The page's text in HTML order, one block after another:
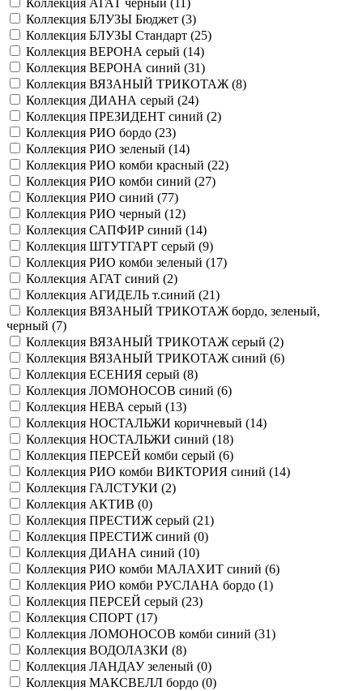
Коллекция АГАТ черный (
)
Коллекция БЛУЗЫ Бюджет (3)
Коллекция БЛУЗЫ Стандарт (25)
Коллекция ВЕРОНА серый (14)
Коллекция ВЕРОНА синий (31)
Коллекция ВЯЗАНЫЙ ТРИКОТАЖ (8)
Коллекция ДИАНА серый (24)
Коллекция ПРЕЗИДЕНТ синий (2)
Коллекция РИО бордо (23)
Коллекция РИО зеленый (14)
Коллекция РИО комби красный (22)
Коллекция РИО комби синий (27)
Коллекция РИО синий (77)
Коллекция РИО черный (12)
Коллекция САПФИР синий (14)
Коллекция ШТУТГАРТ серый (9)
Коллекция РИО комби зеленый (17)
Коллекция АГАТ синий (2)
Коллекция АГИДЕЛЬ т.синий (21)
Коллекция ВЯЗАНЫЙ ТРИКОТАЖ бордо, зеленый,
черный (7)
Коллекция ВЯЗАНЫЙ ТРИКОТАЖ серый (2)
Коллекция ВЯЗАНЫЙ ТРИКОТАЖ синий (6)
Коллекция ЕСЕНИЯ серый (8)
Коллекция ЛОМОНОСОВ синий (6)
Коллекция НЕВА серый (13)
Коллекция НОСТАЛЬЖИ коричневый (14)
Коллекция НОСТАЛЬЖИ синий (18)
Коллекция ПЕРСЕЙ комби серый (6)
Коллекция РИО комби ВИКТОРИЯ синий (14)
Коллекция ГАЛСТУКИ (2)
Коллекция АКТИВ (0)
Коллекция ПРЕСТИЖ серый (21)
Коллекция ПРЕСТИЖ синий (0)
Коллекция ДИАНА синий (10)
Коллекция РИО комби МАЛАХИТ синий (6)
Коллекция РИО комби РУСЛАНА бордо (1)
Коллекция ПЕРСЕЙ серый (23)
Коллекция СПОРТ (17)
Коллекция ЛОМОНОСОВ комби синий (31)
Коллекция ВОДОЛАЗКИ (8)
Коллекция ЛАНДАУ зеленый (0)
Коллекция МАКСВЕЛЛ бордо (0)